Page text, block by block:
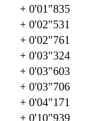
+ 0'01"835
+ 0'02"531
+ 0'02"761
+ 0'03"324
+ 0'03"603
+ 0'03"706
+ 0'04"171
+ 0'10"939